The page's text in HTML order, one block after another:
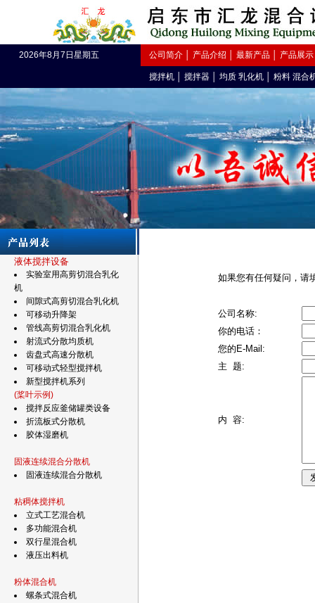
2026年8月7日星期五 公司简介 产品介绍 最新产品 产品展示
搅拌机 搅拌器 均质 乳化机 粉料 混合
液体搅拌设备
实验室用高剪切混合乳化
机
间隙式高剪切混合乳化机
可移动升降架
管线高剪切混合乳化机
射流式分散均质机
齿盘式高速分散机
可移动式轻型搅拌机
新型搅拌机系列
(桨叶示例)
搅拌反应釜储罐类设备
折流板式分散机
胶体湿磨机
固液连续混合分散机
固液连续混合分散机
粘稠体搅拌机
立式工艺混合机
多功能混合机
双行星混合机
液压出料机
粉体混合机
螺条式混合机
如果您有任何疑问，请
公司名称:
你的电话：
您的E-Mail:
主 题:
内 容: